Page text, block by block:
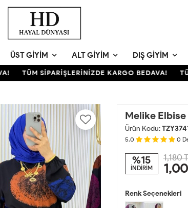
ÜST GIYIM ALT GIYIM DIŞ GIYIM
TÜM SİPARİŞLERİNİZDE KARGO BEDAVA!
Melike Elbise
Ürün Kodu:
5.0 0
%15
İNDİRİM
1,180
Renk Seçenekleri